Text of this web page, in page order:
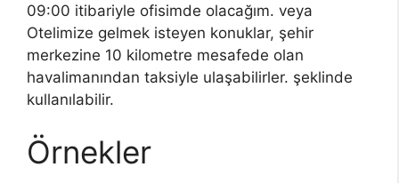
09:00 itibariyle ofisimde olacağım. veya
Otelimize gelmek isteyen konuklar, şehir
merkezine 10 kilometre mesafede olan
havalimanından taksiyle ulaşabilirler. şeklinde
kullanılabilir.
Örnekler